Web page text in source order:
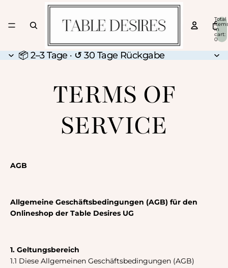
Total
in
cart:
0
📦 2–3 Tage · ↺ 30 Tage Rückgabe
📦 2–3 Tage · ↺ 30 Tage Rückgabe
TERMS OF
SERVICE
AGB
Allgemeine Geschäftsbedingungen (AGB) für den
Onlineshop der Table Desires UG
1. Geltungsbereich
1.1 Diese Allgemeinen Geschäftsbedingungen (AGB)